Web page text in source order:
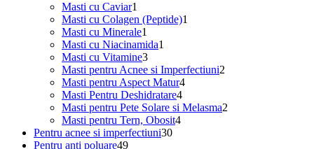
Masti cu Caviar1
produs
Masti cu Colagen (Peptide)1
Masti cu Minerale1
produs
Masti cu Niacinamida1
Masti cu Vitamine33
produse
Masti pentru Acnee si Imperfectiuni2
Masti pentru Aspect Matur44
Masti Pentru Deshidratare44
produse
Masti pentru Pete Solare si Melasma2
Masti pentru Tern, Obosit44
Pentru acnee si imperfectiuni3030
Pentru anti poluare4949